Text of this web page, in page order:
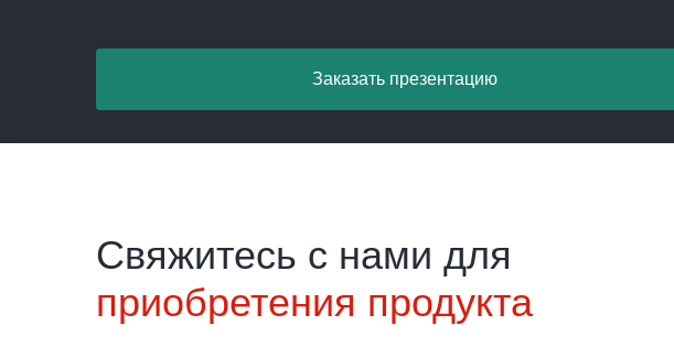
Заказать презентацию
Свяжитесь с нами для
приобретения продукта